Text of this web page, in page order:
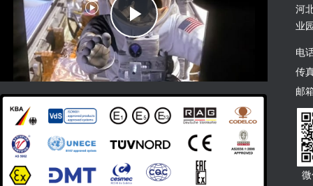
Play
Video
河
业
电
传
邮